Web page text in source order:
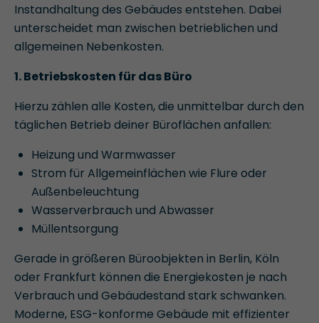
Instandhaltung des Gebäudes entstehen. Dabei
unterscheidet man zwischen betrieblichen und
allgemeinen Nebenkosten.
1. Betriebskosten für das Büro
Hierzu zählen alle Kosten, die unmittelbar durch den
täglichen Betrieb deiner Büroflächen anfallen:
Heizung und Warmwasser
Strom für Allgemeinflächen wie Flure oder
Außenbeleuchtung
Wasserverbrauch und Abwasser
Müllentsorgung
Gerade in größeren Büroobjekten in Berlin, Köln
oder Frankfurt können die Energiekosten je nach
Verbrauch und Gebäudestand stark schwanken.
Moderne, ESG-konforme Gebäude mit effizienter